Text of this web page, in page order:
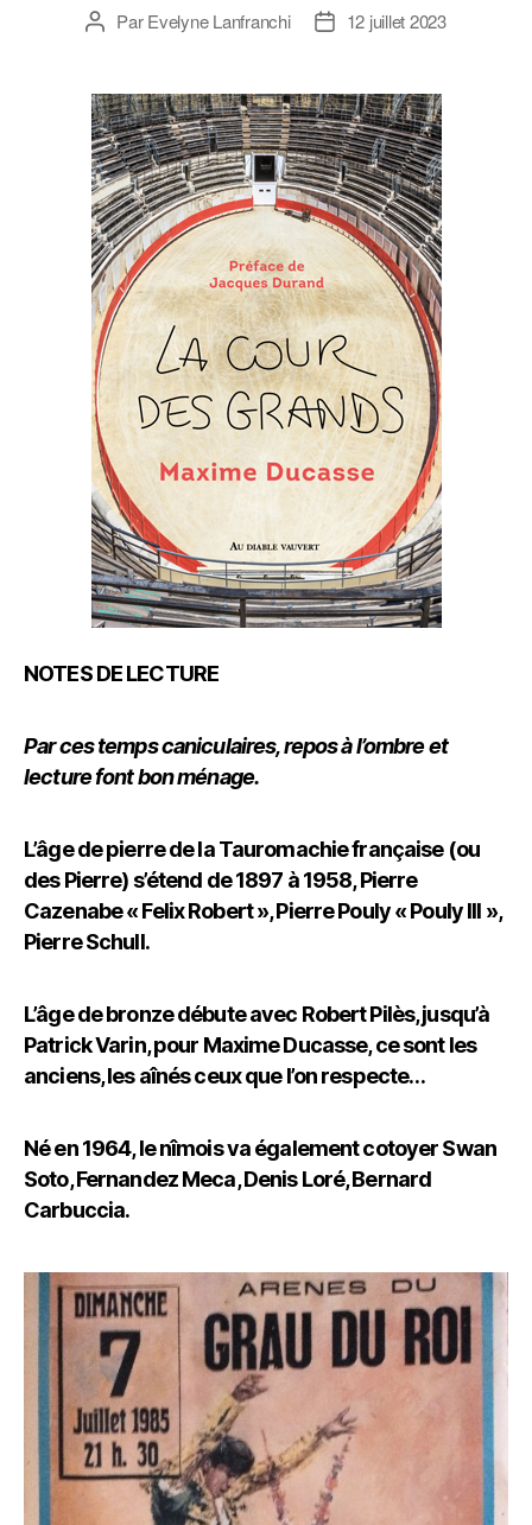
ParEvelyne Lanfranchi 12 juillet 2023
NOTES DE LECTURE
Par ces temps caniculaires, repos à l’ombre et
lecture font bon ménage.
L’âge de pierre de la Tauromachie française (ou
des Pierre) s’étend de 1897 à 1958, Pierre
Cazenabe « Felix Robert », Pierre Pouly « Pouly III »,
Pierre Schull.
L’âge de bronze débute avec Robert Pilès, jusqu’à
Patrick Varin, pour Maxime Ducasse, ce sont les
anciens, les aînés ceux que l’on respecte…
Né en 1964, le nîmois va également cotoyer Swan
Soto, Fernandez Meca, Denis Loré, Bernard
Carbuccia.